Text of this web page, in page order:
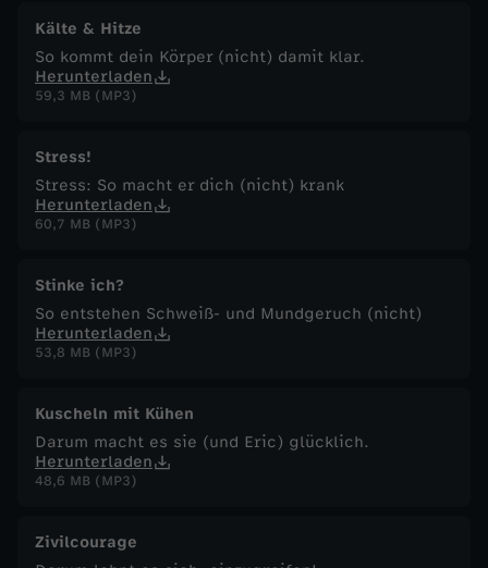
t
Kälte & Hitze
So kommt dein Körper (nicht) damit klar.
Herunterladen
59,3 MB (MP3)
Stress!
Stress: So macht er dich (nicht) krank
Herunterladen
60,7 MB (MP3)
Stinke ich?
So entstehen Schweiß- und Mundgeruch (nicht)
Herunterladen
53,8 MB (MP3)
Kuscheln mit Kühen
Darum macht es sie (und Eric) glücklich.
Herunterladen
48,6 MB (MP3)
Zivilcourage